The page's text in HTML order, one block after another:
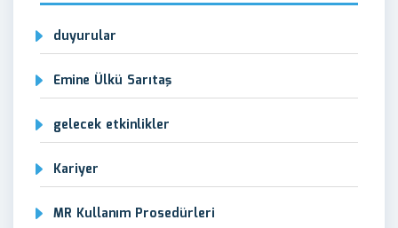
duyurular
Emine Ülkü Sarıtaş
gelecek etkinlikler
Kariyer
MR Kullanım Prosedürleri